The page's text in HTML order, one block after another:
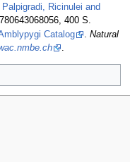
Ricinulei and
400 S.
Catalog . Natural
.